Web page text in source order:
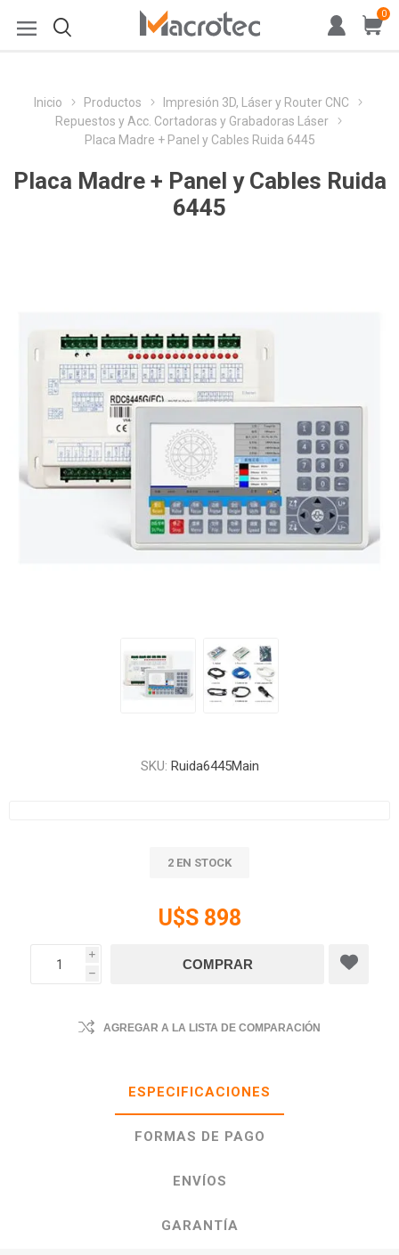
0
Inicio Productos
Impresión 3D, Láser y Router CNC
Repuestos y Acc. Cortadoras y Grabadoras Láser
Placa Madre + Panel y Cables Ruida 6445
Placa Madre + Panel y Cables Ruida
6445
SKU: Ruida6445Main
2 EN STOCK
U$S 898
i
h
AGREGAR A LA LISTA DE COMPARACIÓN
ESPECIFICACIONES
FORMAS DE PAGO
ENVÍOS
GARANTÍA